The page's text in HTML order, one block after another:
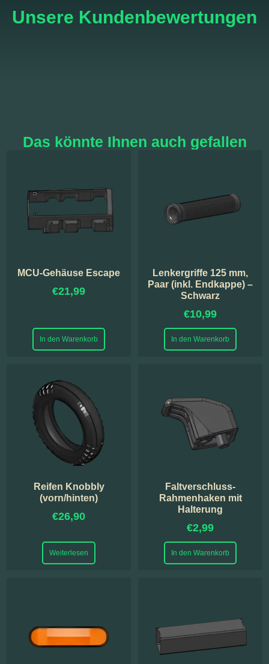
Unsere Kundenbewertungen
Das könnte Ihnen auch gefallen
MCU-Gehäuse Escape
€21,99
In den Warenkorb
Lenkergriffe 125 mm,
Paar (inkl. Endkappe) –
Schwarz
€10,99
In den Warenkorb
Reifen Knobbly
(vorn/hinten)
€26,90
Weiterlesen
Faltverschluss-
Rahmenhaken mit
Halterung
€2,99
In den Warenkorb